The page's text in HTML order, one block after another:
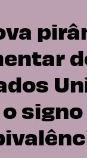
signo